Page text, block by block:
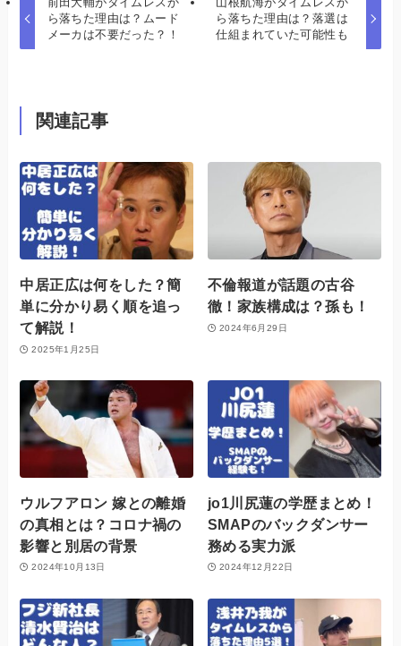
ら落ちた理由は？ムード
メーカは不要だった？！
ら落ちた理由は？落選は
仕組まれていた可能性も
関連記事
中居正広は何をした？簡
単に分かり易く順を追っ
て解説！
2025年1月25日
不倫報道が話題の古谷
徹！家族構成は？孫も！
2024年6月29日
ウルフアロン 嫁との離婚
の真相とは？コロナ禍の
影響と別居の背景
2024年10月13日
jo1川尻蓮の学歴まとめ！
SMAPのバックダンサー
務める実力派
2024年12月22日